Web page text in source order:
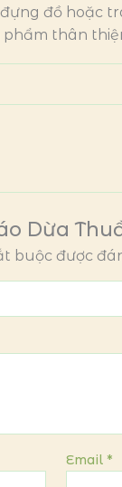
đồ hoặc
thân
Dừa
buộc được
Email *